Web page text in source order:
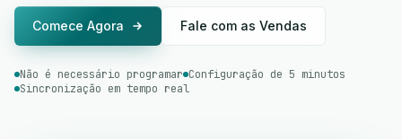
Comece Agora Fale com as Vendas
Não é necessário programar Configuração de 5 minutos
Sincronização em tempo real